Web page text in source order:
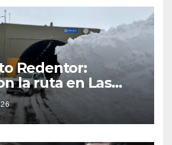
Redentor:
la ruta en Las
de otro
unos 1.500
varados